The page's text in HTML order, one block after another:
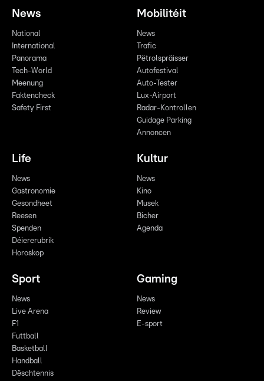
News
National
International
Panorama
Tech-World
Meenung
Faktencheck
Safety First
Mobilitéit
News
Trafic
Pëtrolspräisser
Autofestival
Auto-Tester
Lux-Airport
Radar-Kontrollen
Guidage Parking
Annoncen
Life
News
Gastronomie
Gesondheet
Reesen
Spenden
Déiererubrik
Horoskop
Kultur
News
Kino
Musek
Bicher
Agenda
Sport
News
Live Arena
F1
Futtball
Basketball
Handball
Dëschtennis
Gaming
News
Review
E-sport